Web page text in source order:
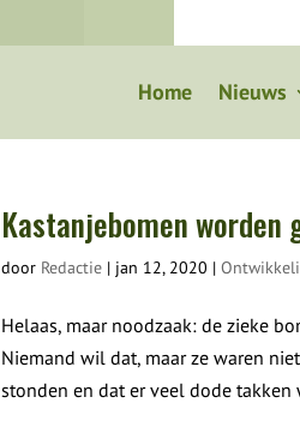
Home Nieuws
Kastanjebomen worden
door Redactie | jan 12, 2020 |
Helaas, maar noodzaak: de zieke
Niemand wil dat, maar ze waren
stonden en dat er veel dode takken